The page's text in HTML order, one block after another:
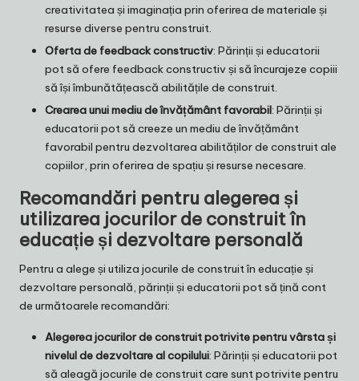
creativitatea și imaginația prin oferirea de materiale și
resurse diverse pentru construit.
Oferta de feedback constructiv: Părinții și educatorii
pot să ofere feedback constructiv și să încurajeze copiii
să își îmbunătățească abilitățile de construit.
Crearea unui mediu de învățământ favorabil: Părinții și
educatorii pot să creeze un mediu de învățământ
favorabil pentru dezvoltarea abilităților de construit ale
copiilor, prin oferirea de spațiu și resurse necesare.
Recomandări pentru alegerea și
utilizarea jocurilor de construit în
educație și dezvoltare personală
Pentru a alege și utiliza jocurile de construit în educație și
dezvoltare personală, părinții și educatorii pot să țină cont
de următoarele recomandări:
Alegerea jocurilor de construit potrivite pentru vârsta și
nivelul de dezvoltare al copilului: Părinții și educatorii pot
să aleagă jocurile de construit care sunt potrivite pentru